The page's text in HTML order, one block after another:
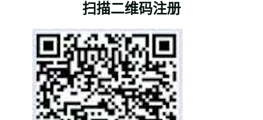
扫描二维码注册